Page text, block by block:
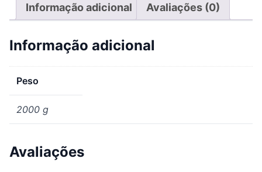
Informação adicional Avaliações (0)
Informação adicional
Peso
2000 g
Avaliações